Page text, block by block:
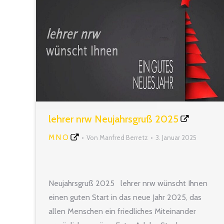
lehrer nrw Neujahrsgruß 2025
M N O Von Manfred Berretz 3. Januar 2025
Neujahrsgruß 2025 lehrer nrw wünscht Ihnen
einen guten Start in das neue Jahr 2025, das
allen Menschen ein friedliches Miteinander